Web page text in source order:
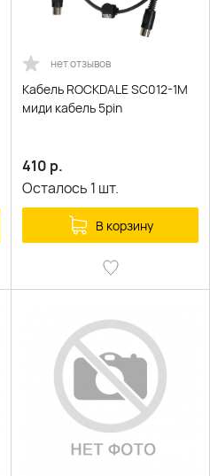
нет отзывов
Кабель ROCKDALE SC012-1M
миди кабель 5pin
410 р.
Осталось 1 шт.
В корзину